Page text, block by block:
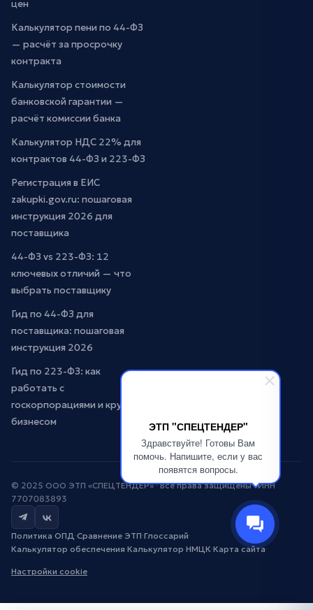
ЭТП "СПЕЦТЕНДЕР"
Здравствуйте! Готовы Вам
помочь. Напишите, если у вас
появятся вопросы.
цен
Калькулятор пени по 44-ФЗ
— расчёт за просрочку
контракта
Калькулятор стоимости
банковской гарантии —
расчёт комиссии банка
Калькулятор НДС 22% для
контрактов 44-ФЗ и 223-ФЗ
Регистрация в ЕИС
zakupki.gov.ru: пошаговая
инструкция 2026 для
поставщика
44-ФЗ vs 223-ФЗ: 12
ключевых отличий — что
выбрать поставщику
Гид по 44-ФЗ для
поставщика: пошаговая
инструкция 2026
Гид по 223-ФЗ: как
работать с
госкорпорациями и крупным
бизнесом
© 2025 ООО ЭТП «СПЕЦТЕНДЕР» · Все права защищены · ИНН
7707083893
Политика ОПД·Сравнение ЭТП·Глоссарий·
Калькулятор обеспечения·Калькулятор НМЦК·Карта сайта·
Настройки cookie